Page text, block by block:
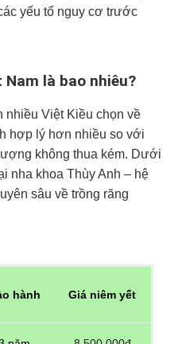
yếu tố nguy cơ trước
là bao nhiêu?
nhiều Việt Kiều chọn về
hợp lý hơn nhiều so với
không thua kém. Dưới
nha khoa Thùy Anh – hệ
sâu về trồng răng
hành Giá niêm yết